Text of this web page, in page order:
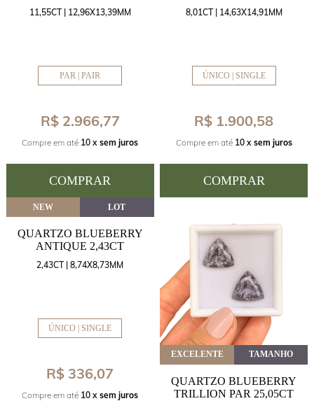
11,55CT | 12,96X13,39MM
PAR | PAIR
R$ 2.966,77
Compre em até 10 x sem juros
COMPRAR
8,01CT | 14,63X14,91MM
ÚNICO | SINGLE
R$ 1.900,58
Compre em até 10 x sem juros
COMPRAR
NEW LOT
QUARTZO BLUEBERRY
ANTIQUE 2,43CT
2,43CT | 8,74X8,73MM
ÚNICO | SINGLE
R$ 336,07
Compre em até 10 x sem juros
EXCELENTE TAMANHO
QUARTZO BLUEBERRY
TRILLION PAR 25,05CT